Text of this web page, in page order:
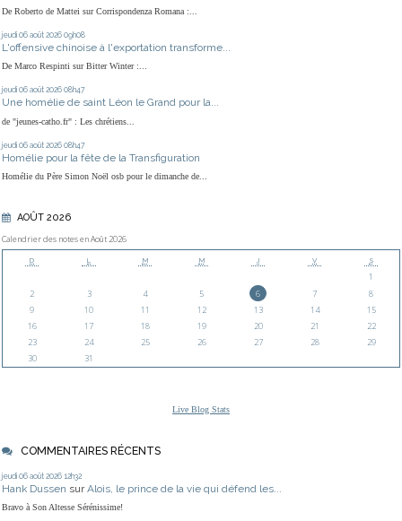
De Roberto de Mattei sur Corrispondenza Romana :...
jeudi 06 août 2026 09h08
L'offensive chinoise à l'exportation transforme...
De Marco Respinti sur Bitter Winter :...
jeudi 06 août 2026 08h47
Une homélie de saint Léon le Grand pour la...
de "jeunes-catho.fr" : Les chrétiens...
jeudi 06 août 2026 08h47
Homélie pour la fête de la Transfiguration
Homélie du Père Simon Noël osb pour le dimanche de...
AOÛT 2026
Calendrier des notes en Août 2026
D L M M J V S
1
2
3 4 5 6 7
8
9
10 11 12 13 14
15
16
17 18 19 20 21
22
23
24 25 26 27 28
29
30
31
Live Blog Stats
COMMENTAIRES RÉCENTS
jeudi 06 août 2026 12h32
Hank Dussen sur Alois, le prince de la vie qui défend les...
Bravo à Son Altesse Sérénissime!